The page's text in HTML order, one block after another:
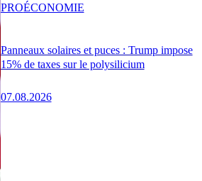
Panneaux solaires et puces : Trump impose
15% de taxes sur le polysilicium
07.08.2026
PROÉCONOMIE